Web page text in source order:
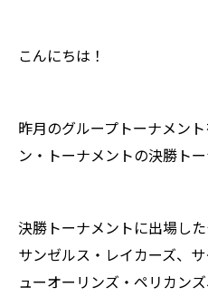
こんにちは！
昨月のグループトーナメン
ン・トーナメントの決勝ト
決勝トーナメントに出場し
サンゼルス・レイカーズ、
ューオーリンズ・ペリカン